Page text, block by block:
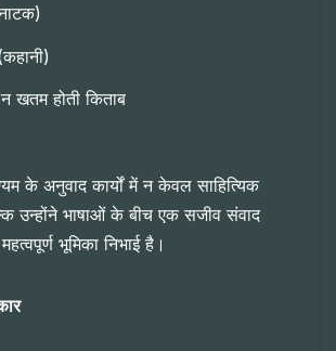
खतम होती किताब
के अनुवाद कार्यों में न केवल साहित्यिक
उन्होंने भाषाओं के बीच एक सजीव संवाद
भूमिका निभाई है।